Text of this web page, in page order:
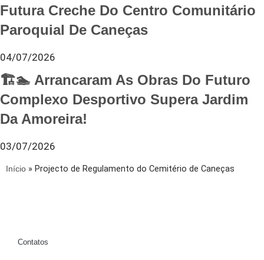
Futura Creche Do Centro Comunitário
Paroquial De Caneças
04/07/2026
🏗️🏊 Arrancaram As Obras Do Futuro
Complexo Desportivo Supera Jardim
Da Amoreira!
03/07/2026
Início » Projecto de Regulamento do Cemitério de Caneças
Contatos